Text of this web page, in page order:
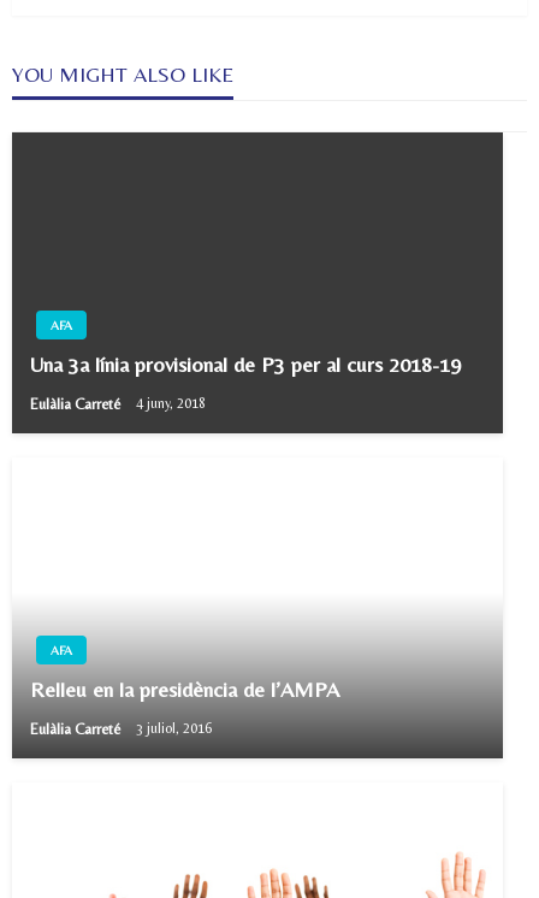
YOU MIGHT ALSO LIKE
AFA
Una 3a línia provisional de P3 per al curs 2018-19
Eulàlia Carreté 4 juny, 2018
AFA
Relleu en la presidència de l’AMPA
Eulàlia Carreté 3 juliol, 2016